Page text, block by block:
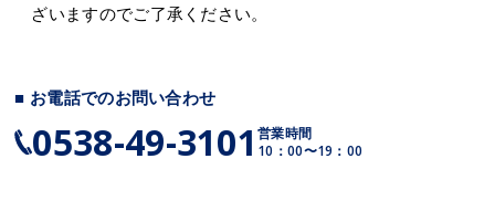
ざいますのでご了承ください。
■ お電話でのお問い合わせ
0538-49-3101営業時間
10：00〜19：00